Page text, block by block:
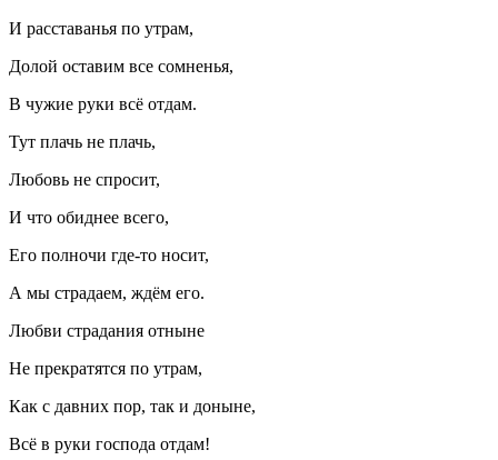
И расставанья по утрам,
Долой оставим все сомненья,
В чужие руки всё отдам.
Тут плачь не плачь,
Любовь не спросит,
И что обиднее всего,
Его полночи где-то носит,
А мы страдаем, ждём его.
Любви страдания отныне
Не прекратятся по утрам,
Как с давних пор, так и доныне,
Всё в руки господа отдам!